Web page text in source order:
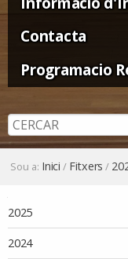
Contacta
Programacio
Sou a: Inici / Fitxers /
2025
2024